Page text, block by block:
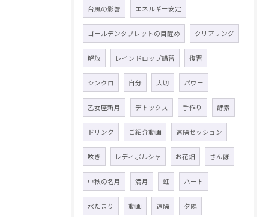
台風の影響 エネルギー安定
ゴールデンタブレットの目醒め クリアリング
解放 レインドロップ講習 復習
シンクロ 自分 大切 パワー
乙女座新月 デトックス 手作り 酵素
ドリンク ご紹介動画 遠隔セッション
呟き レディポルシャ お花畑 さんぽ
中秋の名月 満月 虹 ハート
水たまり 動画 遠隔 夕陽